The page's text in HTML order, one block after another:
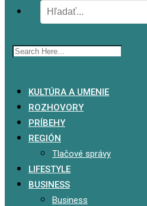
KULTÚRA A UMENIE
ROZHOVORY
PRÍBEHY
REGIÓN
Tlačové správy
LIFESTYLE
BUSINESS
Business